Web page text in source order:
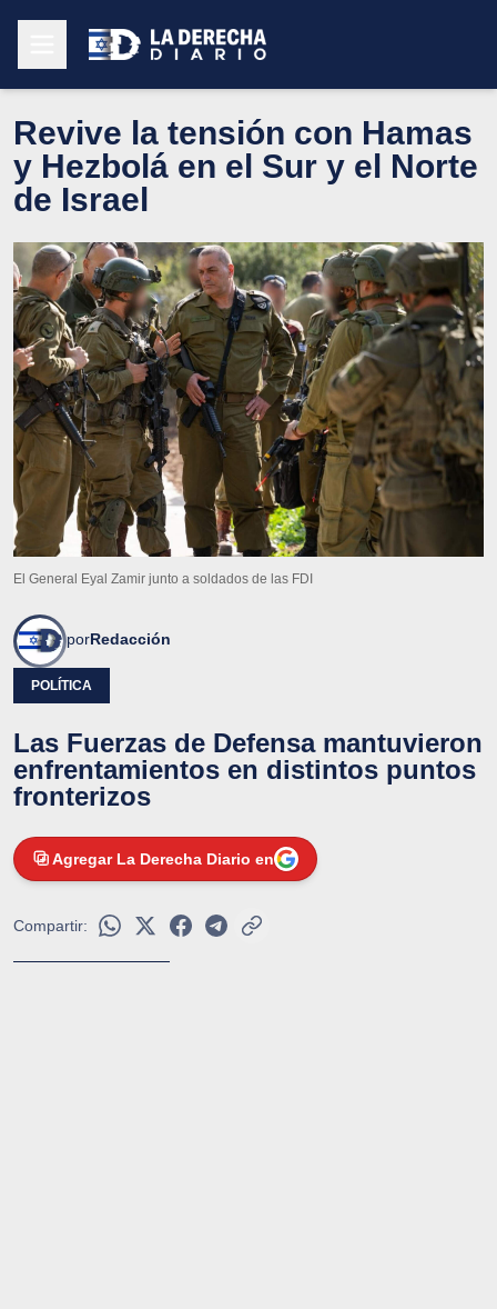
Revive la tensión con Hamas
y Hezbolá en el Sur y el Norte
de Israel
El General Eyal Zamir junto a soldados de las FDI
porRedacción
POLÍTICA
Las Fuerzas de Defensa mantuvieron
enfrentamientos en distintos puntos
fronterizos
Agregar La Derecha Diario en
Compartir: